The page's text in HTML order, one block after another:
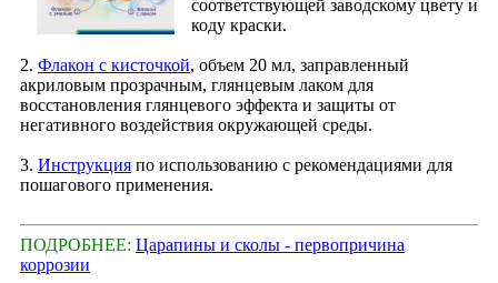
соответствующей заводскому цвету и
коду краски.
2. Флакон с кисточкой, объем 20 мл, заправленный
акриловым прозрачным, глянцевым лаком для
восстановления глянцевого эффекта и защиты от
негативного воздействия окружающей среды.
3. Инструкция по использованию с рекомендациями для
пошагового применения.
ПОДРОБНЕЕ: Царапины и сколы - первопричина
коррозии